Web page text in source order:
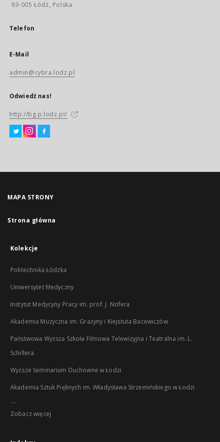
93-005 Łódź, Polska
Telefon
E-Mail
admin@cybra.lodz.pl
Odwiedź nas!
http://bg.p.lodz.pl/
MAPA STRONY
Strona główna
Kolekcje
Politechnika Łódzka
Uniwersytet Medyczny
Instytut Medycyny Pracy im. prof. J. Nofera
Akademia Muzyczna im. Grażyny i Kiejstuta Bacewiczów
Państwowa Wyższa Szkoła Filmowa Telewizyjna i Teatralna im. L.
Schillera
Wyższe Seminarium Duchowne w Łodzi
Akademia Sztuk Pięknych im. Władysława Strzemińskiego w Łodzi
...
Zobacz więcej